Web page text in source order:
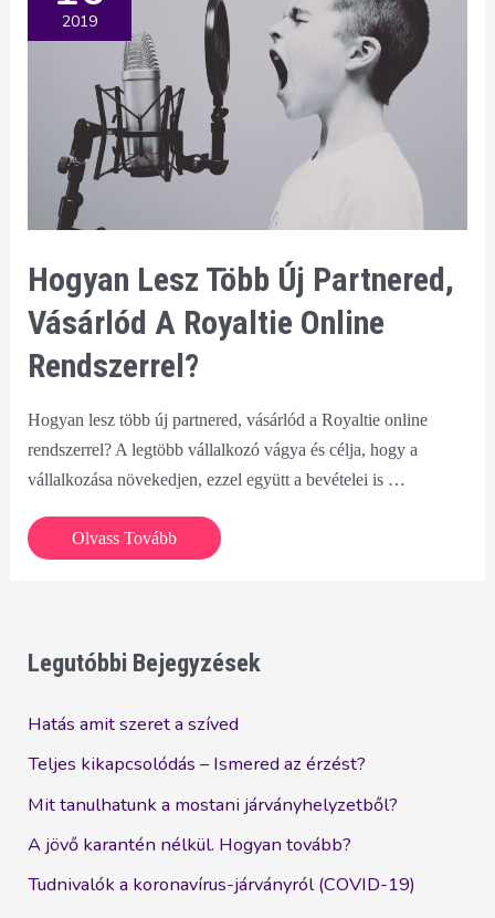
a
Mesterséges
Intelligenciával?
2019
Hogyan Lesz Több Új Partnered,
Vásárlód A Royaltie Online
Rendszerrel?
Hogyan lesz több új partnered, vásárlód a Royaltie online
rendszerrel? A legtöbb vállalkozó vágya és célja, hogy a
vállalkozása növekedjen, ezzel együtt a bevételei is …
Hogyan
partnered,
a
online
rendszerrel?
Olvass Tovább
Legutóbbi Bejegyzések
Hatás amit szeret a szíved
Teljes kikapcsolódás – Ismered az érzést?
Mit tanulhatunk a mostani járványhelyzetből?
A jövő karantén nélkül. Hogyan tovább?
Tudnivalók a koronavírus-járványról (COVID-19)